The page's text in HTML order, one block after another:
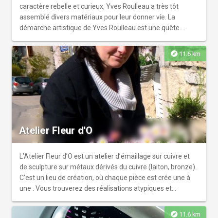
caractère rebelle et curieux, Yves Roulleau a très tôt
assemblé divers matériaux pour leur donner vie. La
démarche artistique de Yves Roulleau est une quête
chacune de ses créations est le fruit émotionnel de ce qui
fait l'humanité : la beauté, l'angoisse et l'espérance.
explore11.6 km
Atelier Fleur d'O
L’Atelier Fleur d’O est un atelier d’émaillage sur cuivre et
de sculpture sur métaux dérivés du cuivre (laiton, bronze).
C’est un lieu de création, où chaque pièce est crée une à
une . Vous trouverez des réalisations atypiques et
les formes très variées vous apportent l’originalité que
explore 11.6 km